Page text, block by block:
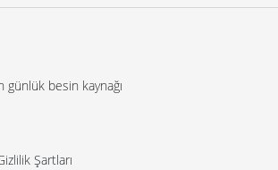
günlük besin kaynağı
Şartları